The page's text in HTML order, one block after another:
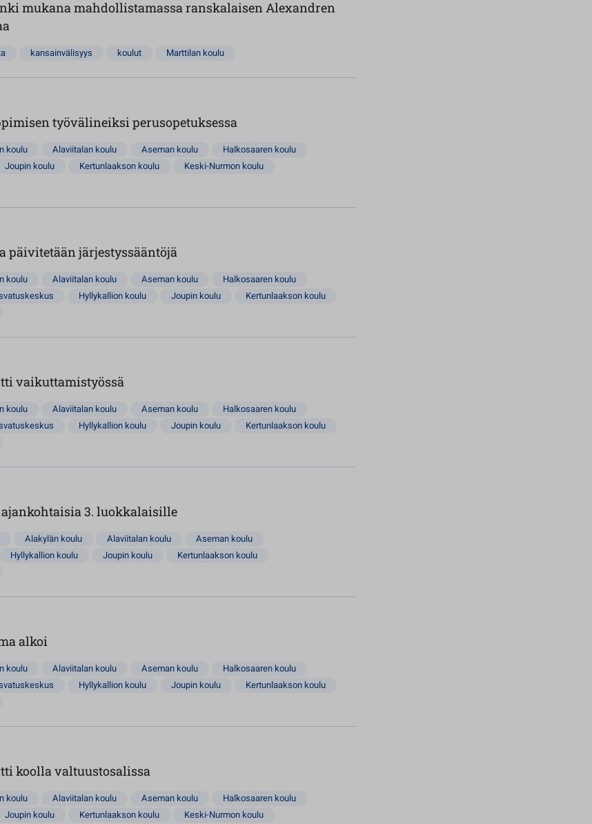
mukana mahdollistamassa ranskalaisen Alexandren
kansainvälisyys koulut Marttilan koulu
työvälineiksi perusopetuksessa
koulu Alaviitalan koulu Aseman koulu
Halkosaaren koulu
Joupin koulu Kertunlaakson koulu
Keski-Nurmon koulu
päivitetään järjestyssääntöjä
koulu Alaviitalan koulu Aseman koulu
Halkosaaren koulu
Hyllykallion koulu Joupin koulu
Kertunlaakson koulu
vaikuttamistyössä
koulu Alaviitalan koulu Aseman koulu
Halkosaaren koulu
Hyllykallion koulu Joupin koulu
Kertunlaakson koulu
3. luokkalaisille
Alakylän koulu Alaviitalan koulu
Aseman koulu
Hyllykallion koulu Joupin koulu
Kertunlaakson koulu
alkoi
koulu Alaviitalan koulu Aseman koulu
Halkosaaren koulu
Hyllykallion koulu Joupin koulu
Kertunlaakson koulu
koolla valtuustosalissa
koulu Alaviitalan koulu Aseman koulu
Halkosaaren koulu
Joupin koulu Kertunlaakson koulu
Keski-Nurmon koulu